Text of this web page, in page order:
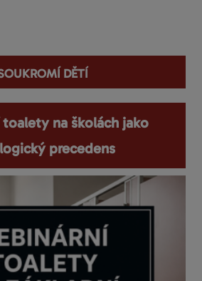
dětí
na školách jako
precedens